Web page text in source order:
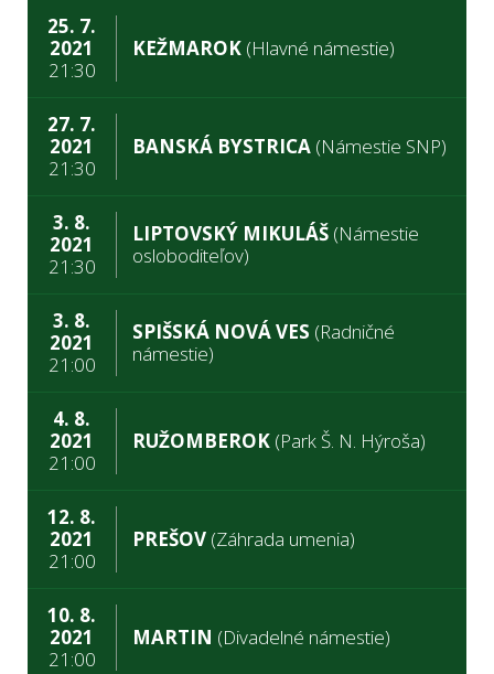
25. 7.
2021
21:30
KEŽMAROK (Hlavné námestie)
27. 7.
2021
21:30
BANSKÁ BYSTRICA (Námestie SNP)
3. 8.
2021
21:30
LIPTOVSKÝ MIKULÁŠ (Námestie
osloboditeľov)
3. 8.
2021
21:00
SPIŠSKÁ NOVÁ VES (Radničné
námestie)
4. 8.
2021
21:00
RUŽOMBEROK (Park Š. N. Hýroša)
12. 8.
2021
21:00
PREŠOV (Záhrada umenia)
10. 8.
2021
21:00
MARTIN (Divadelné námestie)